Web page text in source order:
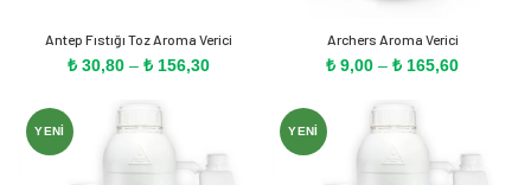
Antep Fıstığı Toz Aroma Verici
₺ 30,80 – ₺ 156,30Fiyat
Archers Aroma Verici
₺ 9,00 – ₺ 165,60Fiyat
YENI YENI